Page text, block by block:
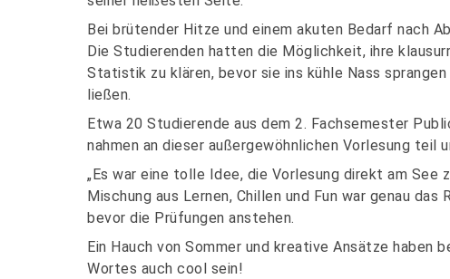
Bei brütender Hitze und einem akuten Bedarf nach
Die Studierenden hatten die Möglichkeit, ihre
Statistik zu klären, bevor sie ins kühle Nass
ließen.
Etwa 20 Studierende aus dem 2. Fachsemester
nahmen an dieser außergewöhnlichen Vorlesung teil
„Es war eine tolle Idee, die Vorlesung direkt am See
Mischung aus Lernen, Chillen und Fun war genau
bevor die Prüfungen anstehen.
Ein Hauch von Sommer und kreative Ansätze haben
Wortes auch cool sein!